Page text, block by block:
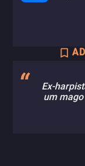
Ex-
um